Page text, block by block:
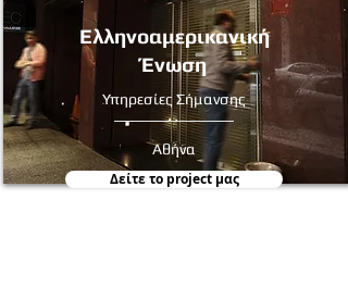
Ελληνοαμερικανική
Ένωση
Υπηρεσίες Σήμανσης
Αθήνα
Δείτε τo project μας